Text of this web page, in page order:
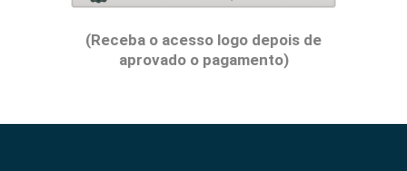
(Receba o acesso logo depois de
aprovado o pagamento)